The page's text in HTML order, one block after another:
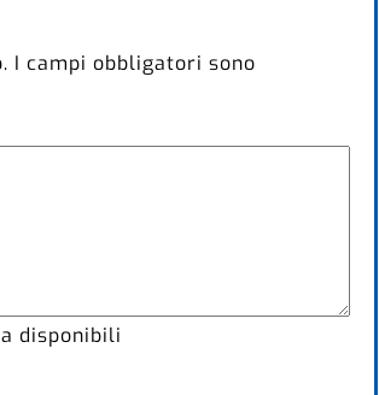
I campi obbligatori sono
disponibili